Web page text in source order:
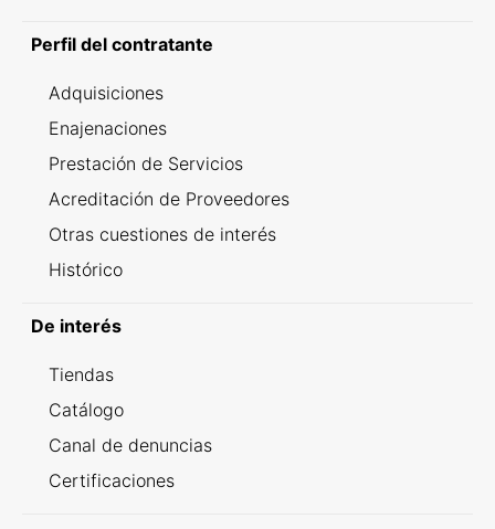
Perfil del contratante
Adquisiciones
Enajenaciones
Prestación de Servicios
Acreditación de Proveedores
Otras cuestiones de interés
Histórico
De interés
Tiendas
Catálogo
Canal de denuncias
Certificaciones